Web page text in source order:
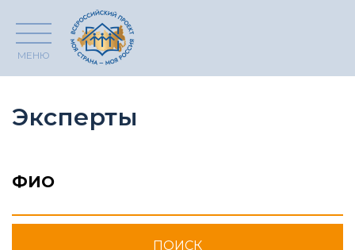
МЕНЮ
Эксперты
ФИО